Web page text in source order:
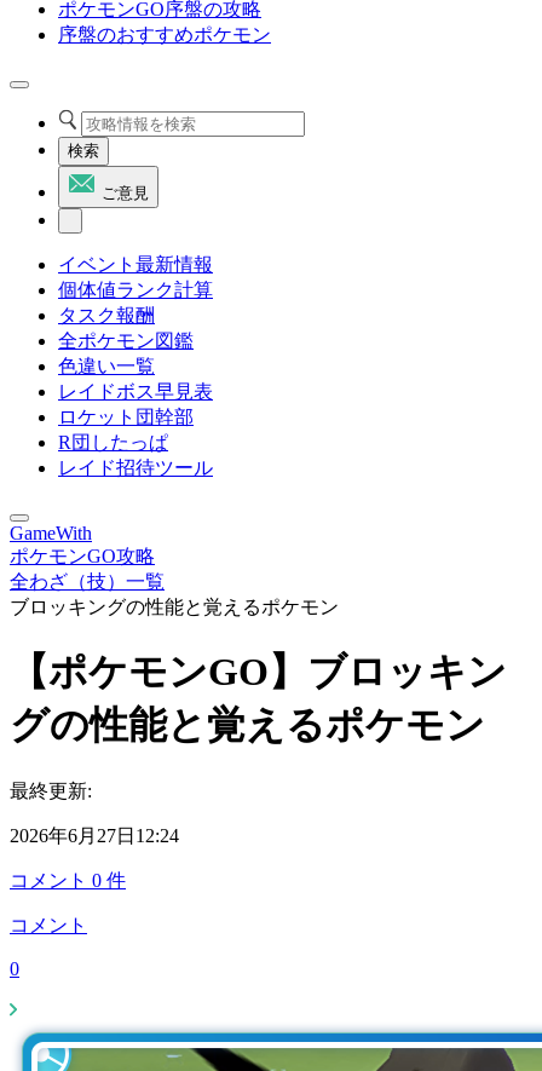
ポケモンGO序盤の攻略
序盤のおすすめポケモン
検索
ご意見
イベント最新情報
個体値ランク計算
タスク報酬
全ポケモン図鑑
色違い一覧
レイドボス早見表
ロケット団幹部
R団したっぱ
レイド招待ツール
GameWith
ポケモンGO攻略
全わざ（技）一覧
ブロッキングの性能と覚えるポケモン
【ポケモンGO】ブロッキン
グの性能と覚えるポケモン
最終更新:
2026年6月27日12:24
コメント 0 件
コメント
0